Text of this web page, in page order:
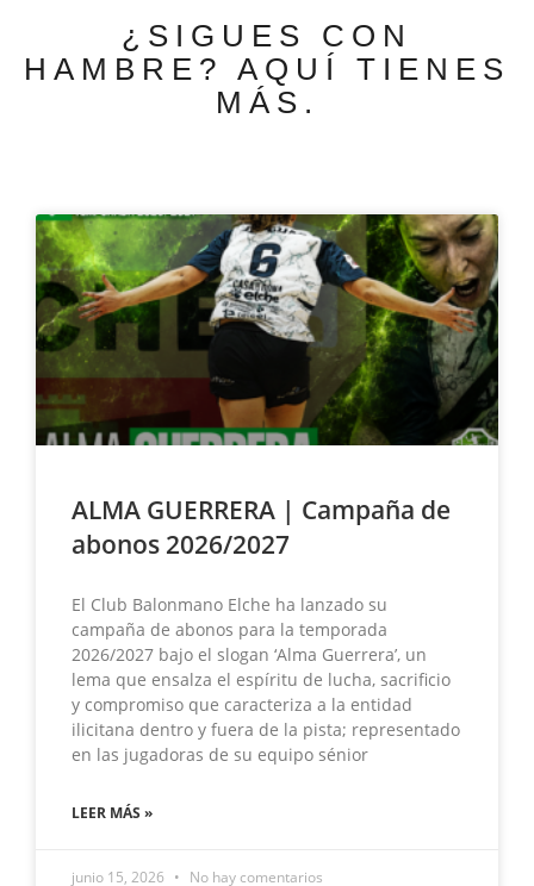
¿SIGUES CON
HAMBRE? AQUÍ TIENES
MÁS.
ALMA GUERRERA | Campaña de
abonos 2026/2027
El Club Balonmano Elche ha lanzado su
campaña de abonos para la temporada
2026/2027 bajo el slogan ‘Alma Guerrera’, un
lema que ensalza el espíritu de lucha, sacrificio
y compromiso que caracteriza a la entidad
ilicitana dentro y fuera de la pista; representado
en las jugadoras de su equipo sénior
LEER MÁS »
junio 15, 2026 No hay comentarios